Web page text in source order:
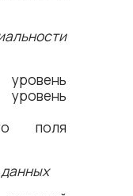
уровень
поля